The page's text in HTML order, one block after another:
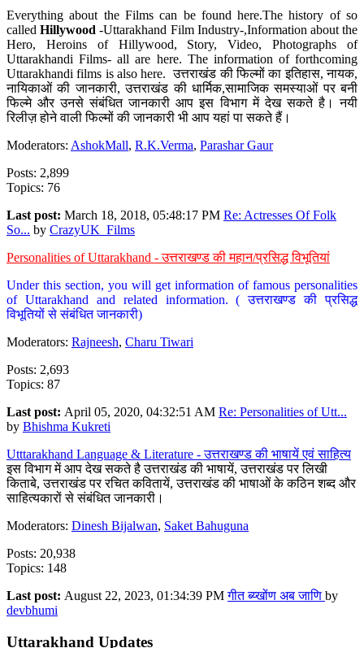
Everything about the Films can be found here.The history of so
calledHillywood-Uttarakhand Film Industry-,Information about the
Hero, Heroins of Hillywood, Story, Video, Photographs of
Uttarakhandi Films- all are here. The information of forthcoming
Uttarakhandi films is also here. उत्तराखंड की फिल्मों का इतिहास, नायक,
नायिकाओं की जानकारी, उत्तराखंड की धार्मिक,सामाजिक समस्याओं पर बनी
फिल्मे और उनसे संबंधित जानकारी आप इस विभाग में देख सकते है। नयी
रिलीज़ होने वाली फिल्मों की जानकारी भी आप यहां पा सकते हैं।
Moderators: AshokMall, R.K.Verma, Parashar Gaur
Posts: 2,899
Topics: 76
Last post: March 18, 2018, 05:48:17 PM Re: Actresses Of Folk
So... by CrazyUK_Films
Personalities of Uttarakhand - उत्तराखण्ड की महान/प्रसिद्ध विभूतियां
Under this section, you will get information of famous personalities
of Uttarakhand and related information. ( उत्तराखण्ड की प्रसिद्ध
विभूतियों से संबंधित जानकारी)
Moderators: Rajneesh, Charu Tiwari
Posts: 2,693
Topics: 87
Last post: April 05, 2020, 04:32:51 AM Re: Personalities of Utt...
by Bhishma Kukreti
Utttarakhand Language & Literature - उत्तराखण्ड की भाषायें एवं साहित्य
इस विभाग में आप देख सकते है उत्तराखंड की भाषायें, उत्तराखंड पर लिखी
किताबे, उत्तराखंड पर रचित कवितायें, उत्तराखंड की भाषाओं के कठिन शब्द और
साहित्यकारों से संबंधित जानकारी।
Moderators: Dinesh Bijalwan, Saket Bahuguna
Posts: 20,938
Topics: 148
Last post: August 22, 2023, 01:34:39 PMगीत ब्य्खोंण अब जाणि by
devbhumi
Uttarakhand Updates